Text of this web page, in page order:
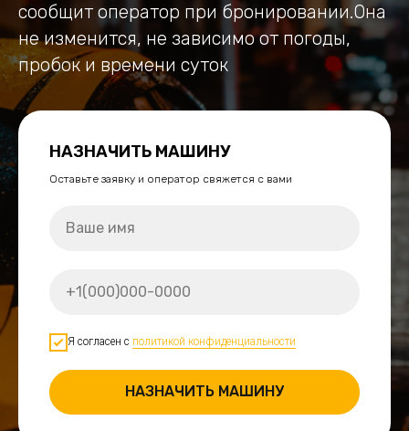
сообщит оператор при бронировании.Она
не изменится, не зависимо от погоды,
пробок и времени суток
НАЗНАЧИТЬ МАШИНУ
Оставьте заявку и оператор свяжется с вами
Я согласен с политикой конфиденциальности
НАЗНАЧИТЬ МАШИНУ